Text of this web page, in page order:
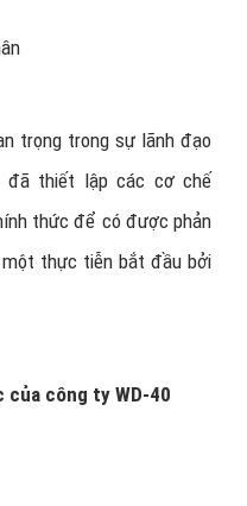
trọng trong sự lãnh đạo
đã thiết lập các cơ chế
thức để có được phản
thực tiễn bắt đầu bởi
của công ty WD-40